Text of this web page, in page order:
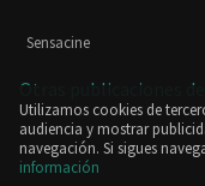
Sensacine
Otras publicaciones de
Utilizamos cookies de
audiencia y mostrar
navegación. Si sigues
información